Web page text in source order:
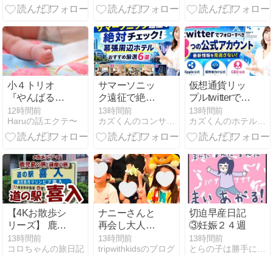
丼 をテイクア
（2026年8月
の土曜日）
マい酒！！
肴 きよみ・江
戸川区江戸
川）
小４トリオ
『やんばる
へ』②出発！
12時間前
Haruの話エクテ〜
サマーソニッ
ク遠征で絶対
チェック！幕
張周辺ホテル
おすすめ厳選
13時間前
仮想通貨リッ
プルtwitterでフ
ォローすべき
3つの公式ア
カウント
13時間前
カズくんのホテル宿泊攻略blog
【4Kお散歩シ
リーズ】 鹿児
島の旅(薩摩の
旅) ~道の駅 喜
13時間前
コロちゃんの旅日記
ナニーさんと
再会し大人も
子供も幸せな
ハノイ旅
13時間前
tripwithkidsのブログ
切迫早産日記
③妊娠２４週
13時間前